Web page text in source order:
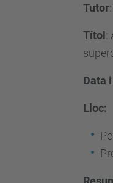
e
e
i
a
t
Tutor
Títol:
Data
Lloc: